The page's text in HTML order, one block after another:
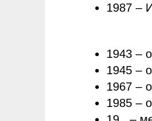
1987 –
1943 –
1945 –
1967 –
1985 –